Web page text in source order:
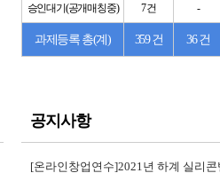
승인대기(공개매칭중) 7 건 -
과제등록 총(계) 359 건 36 건
다학제융합형
공지사항
[온라인창업연수]2021년 하계 실리콘